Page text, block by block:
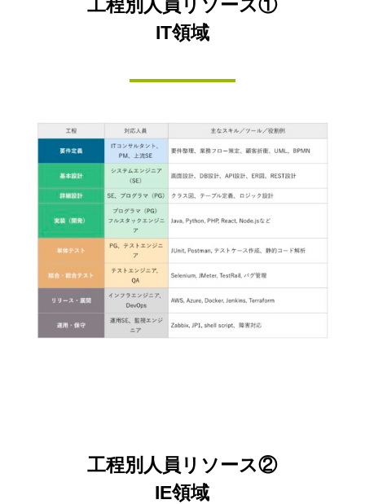
工程別人員リソース①
IT領域
工程別人員リソース②
IE領域